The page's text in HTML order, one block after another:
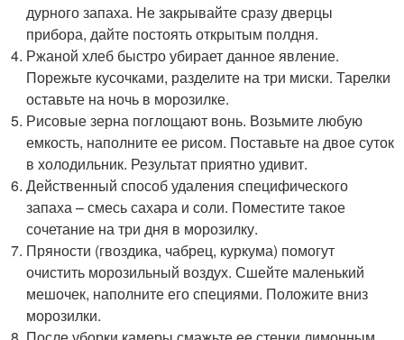
дурного запаха. Не закрывайте сразу дверцы
прибора, дайте постоять открытым полдня.
Ржаной хлеб быстро убирает данное явление.
Порежьте кусочками, разделите на три миски. Тарелки
оставьте на ночь в морозилке.
Рисовые зерна поглощают вонь. Возьмите любую
емкость, наполните ее рисом. Поставьте на двое суток
в холодильник. Результат приятно удивит.
Действенный способ удаления специфического
запаха – смесь сахара и соли. Поместите такое
сочетание на три дня в морозилку.
Пряности (гвоздика, чабрец, куркума) помогут
очистить морозильный воздух. Сшейте маленький
мешочек, наполните его специями. Положите вниз
морозилки.